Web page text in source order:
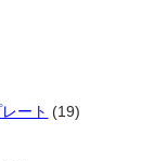
の商品
ート 1919個の商品